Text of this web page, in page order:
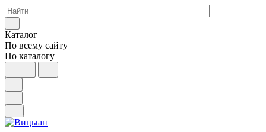
Каталог
По всему сайту
По каталогу